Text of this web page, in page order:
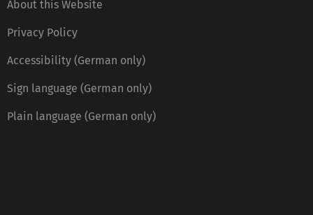
About this Website
Privacy Policy
Accessibility (German only)
Sign language (German only)
Plain language (German only)